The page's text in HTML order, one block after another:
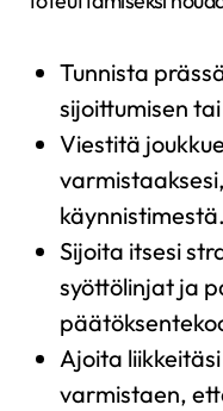
Tunnista
sijoittumisen
Viestitä
käynnistimestä.
Sijoita itsesi
syöttölinjat ja
Ajoita
varmistaen,